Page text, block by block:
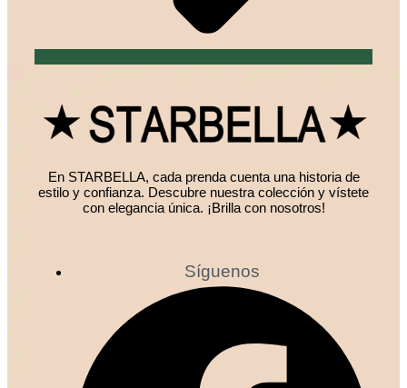
En STARBELLA, cada prenda cuenta una historia de
estilo y confianza. Descubre nuestra colección y vístete
con elegancia única. ¡Brilla con nosotros!
Síguenos